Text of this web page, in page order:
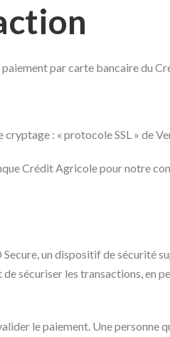
par carte bancaire du
: « protocole SSL » de
Crédit Agricole pour notre
un dispositif de sécurité
sécuriser les transactions, en
le paiement. Une personne